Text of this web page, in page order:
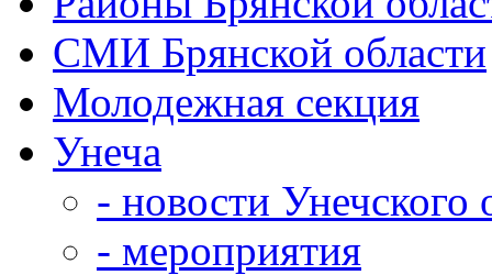
СМИ Брянской области
Молодежная секция
Унеча
- новости Унечского
- мероприятия